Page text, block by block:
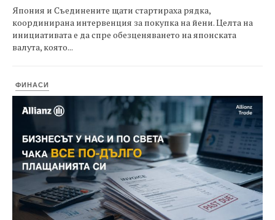
Япония и Съединените щати стартираха рядка,
координирана интервенция за покупка на йени. Целта на
инициативата е да спре обезценяването на японската
валута, която...
ФИНАСИ